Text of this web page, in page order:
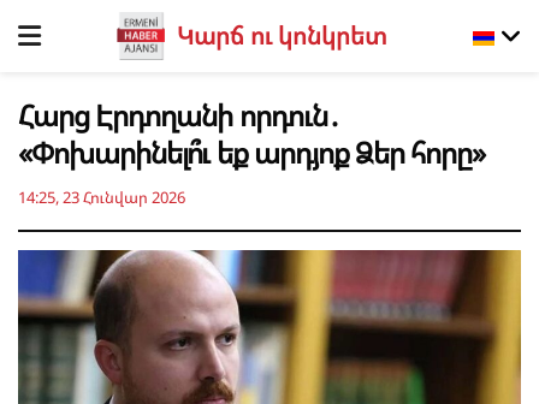
Կարճ ու կոնկրետ
Հարց Էրդողանի որդուն․
«Փոխարինելո՞ւ եք արդյոք Ձեր հորը»
14:25, 23 Հունվար 2026